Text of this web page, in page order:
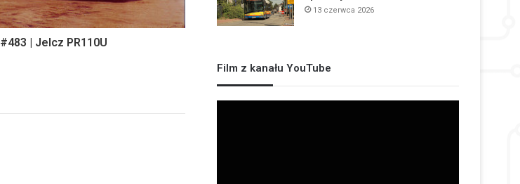
#483 | Jelcz PR110U
13 czerwca 2026
Film z kanału YouTube